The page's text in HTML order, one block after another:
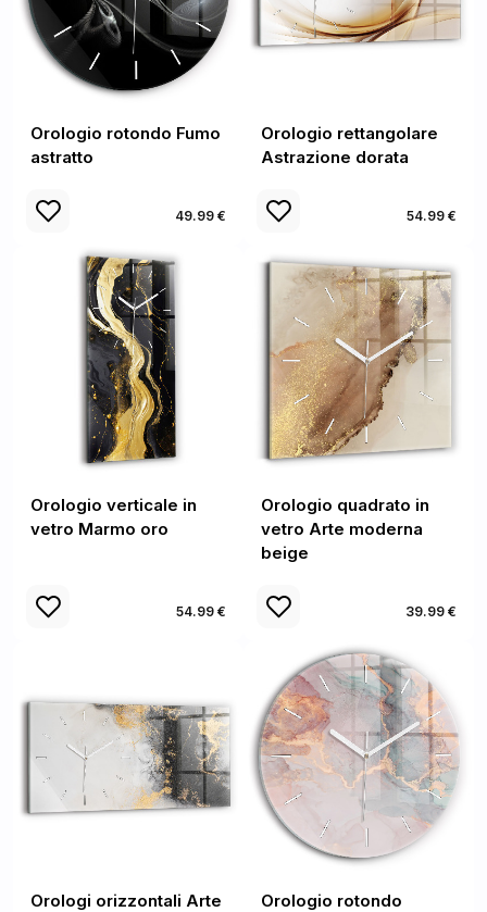
Orologio rotondo Fumo
astratto
49.99 €
Orologio rettangolare
Astrazione dorata
54.99 €
Orologio verticale in
vetro Marmo oro
54.99 €
Orologio quadrato in
vetro Arte moderna
beige
39.99 €
Orologi orizzontali Arte
Orologio rotondo